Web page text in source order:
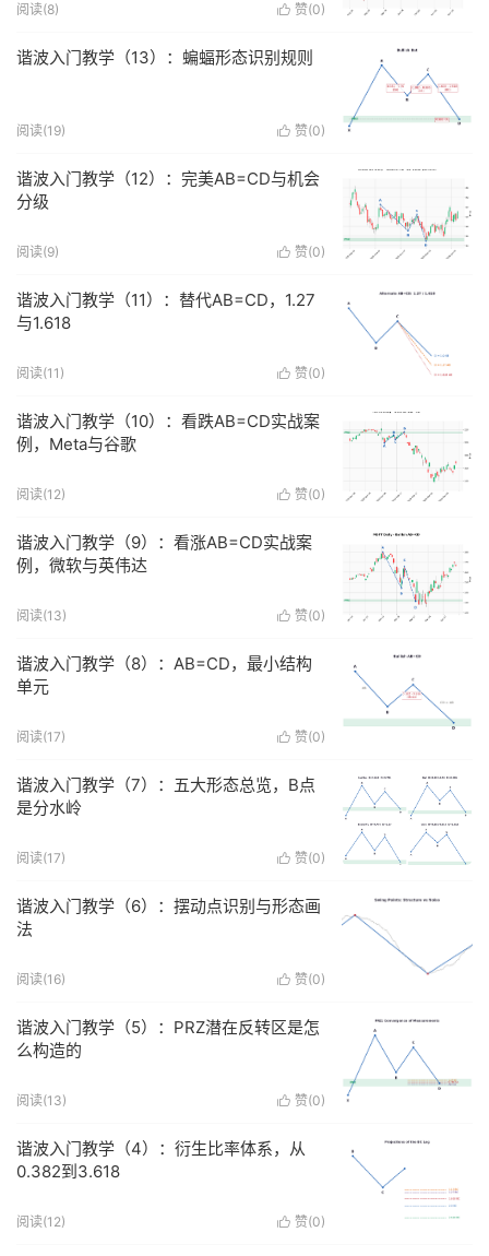
 赞(0)
阅读(8)
谐波入门教学（13）：蝙蝠形态识别规则
 赞(0)
阅读(19)
谐波入门教学（12）：完美AB=CD与机会
分级
 赞(0)
阅读(9)
谐波入门教学（11）：替代AB=CD，1.27
与1.618
 赞(0)
阅读(11 )
谐波入门教学（10）：看跌AB=CD实战案
例，Meta与谷歌
 赞(0)
阅读(12)
谐波入门教学（9）：看涨AB=CD实战案
例，微软与英伟达
 赞(0)
阅读(13)
谐波入门教学（8）：AB=CD，最小结构
单元
 赞(0)
阅读(17)
谐波入门教学（7）：五大形态总览，B点
是分水岭
 赞(0)
阅读(17)
谐波入门教学（6）：摆动点识别与形态画
法
 赞(0)
阅读(16)
谐波入门教学（5）：PRZ潜在反转区是怎
么构造的
 赞(0)
阅读(13)
谐波入门教学（4）：衍生比率体系，从
0.382到3.618
 赞(0)
阅读(12)